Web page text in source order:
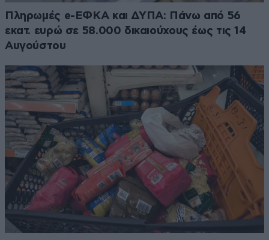
Πληρωμές e-ΕΦΚΑ και ΔΥΠΑ: Πάνω από 56
εκατ. ευρώ σε 58.000 δικαιούχους έως τις 14
Αυγούστου